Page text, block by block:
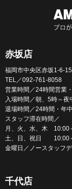
赤坂店
福岡市中央区赤坂1-6-
TEL／092-761-8058
営業時間／24時間営業
入場時間／朝、5時～夜
退場時間／24時間・年
スタッフ滞在時間／
月、火、水、木 10:00
土、日、祝日 10:00
金曜日／ノースタッフ
千代店